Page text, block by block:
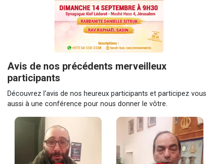
Avis de nos précédents merveilleux
participants
Découvrez l'avis de nos heureux participants et participez vous
aussi à une conférence pour nous donner le vôtre.